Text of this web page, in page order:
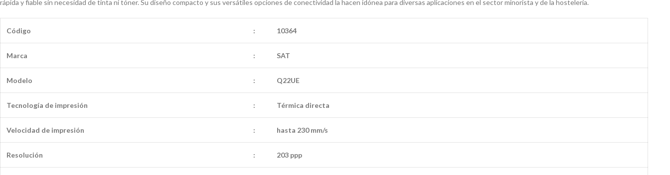
rápida y fiable sin necesidad de tinta ni tóner. Su diseño compacto y sus versátiles opciones de conectividad la hacen idónea para diversas aplicaciones en el sector minorista y de la hostelería.
Código : 10364
Marca : SAT
Modelo : Q22UE
Tecnología de impresión : Térmica directa
Velocidad de impresión : hasta 230 mm/s
Resolución : 203 ppp